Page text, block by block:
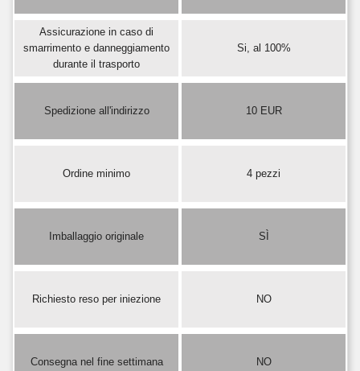
Assicurazione in caso di
smarrimento e danneggiamento
durante il trasporto
Si, al 100%
Spedizione all'indirizzo 10 EUR
Ordine minimo 4 pezzi
Imballaggio originale SÌ
Richiesto reso per iniezione NO
Consegna nel fine settimana NO